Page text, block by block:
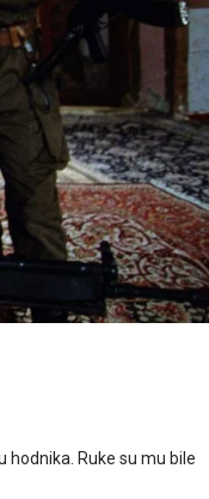
hodnika. Ruke su mu bile